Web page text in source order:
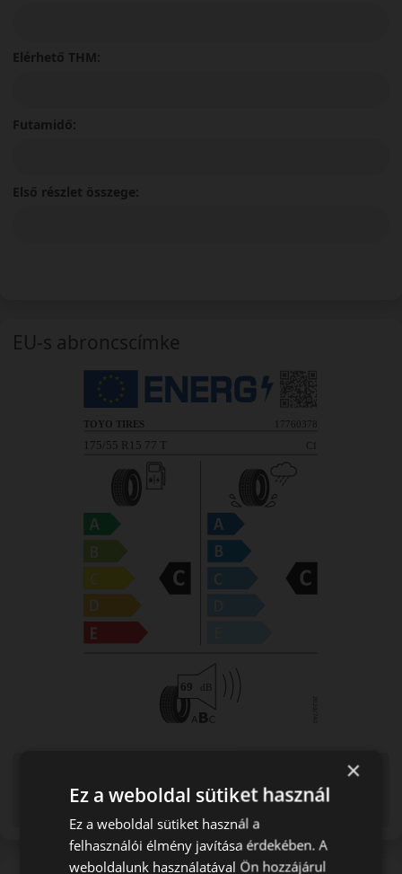
Elérhető THM:
Futamidő:
Első részlet összege:
EU-s abroncscímke
jellegűek. Előfordulhat, hogy még a korábbi EU-s címkével
×
Ez a weboldal sütiket használ
Ez a weboldal sütiket használ a
felhasználói élmény javítása érdekében. A
weboldalunk használatával Ön hozzájárul